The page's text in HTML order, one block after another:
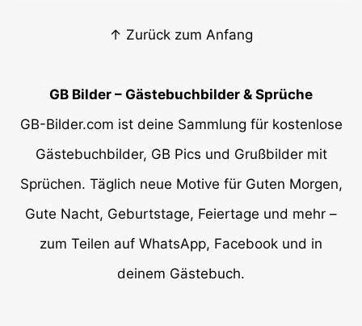
↑ Zurück zum Anfang
GB Bilder – Gästebuchbilder & Sprüche
GB-Bilder.com ist deine Sammlung für kostenlose
Gästebuchbilder, GB Pics und Grußbilder mit
Sprüchen. Täglich neue Motive für Guten Morgen,
Gute Nacht, Geburtstage, Feiertage und mehr –
zum Teilen auf WhatsApp, Facebook und in
deinem Gästebuch.